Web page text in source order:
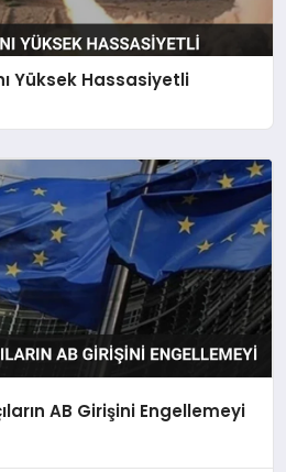
Yüksek Hassasiyetli
AB Girişini Engellemeyi